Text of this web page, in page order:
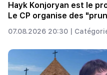
Hayk Konjoryan est le
Le CP organise des
07.08.2026 20:30 |